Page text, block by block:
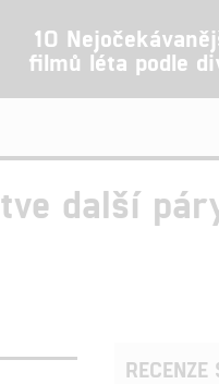
10
filmů léta podle
další
RECENZE